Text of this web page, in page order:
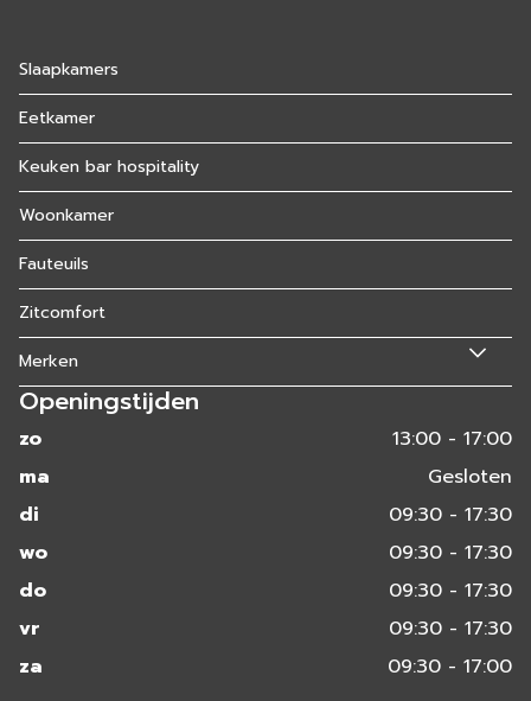
Slaapkamers
Eetkamer
Keuken bar hospitality
Woonkamer
Fauteuils
Zitcomfort
Merken
Openingstijden
zo
13:00 - 17:00
ma
Gesloten
di
09:30 - 17:30
wo
09:30 - 17:30
do
09:30 - 17:30
vr
09:30 - 17:30
za
09:30 - 17:00